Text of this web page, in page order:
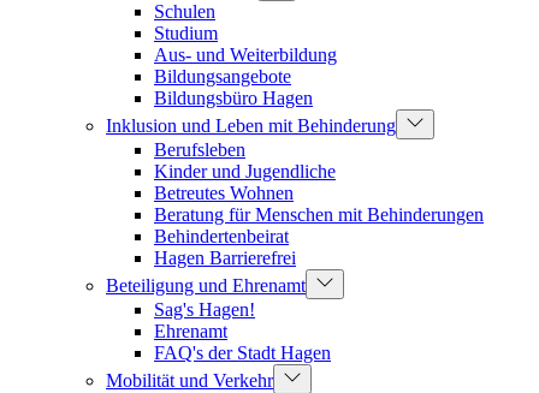
Schulen
Studium
Aus- und Weiterbildung
Bildungsangebote
Bildungsbüro Hagen
Inklusion und Leben mit Behinderung
Berufsleben
Kinder und Jugendliche
Betreutes Wohnen
Beratung für Menschen mit Behinderungen
Behindertenbeirat
Hagen Barrierefrei
Beteiligung und Ehrenamt
Sag's Hagen!
Ehrenamt
FAQ's der Stadt Hagen
Mobilität und Verkehr